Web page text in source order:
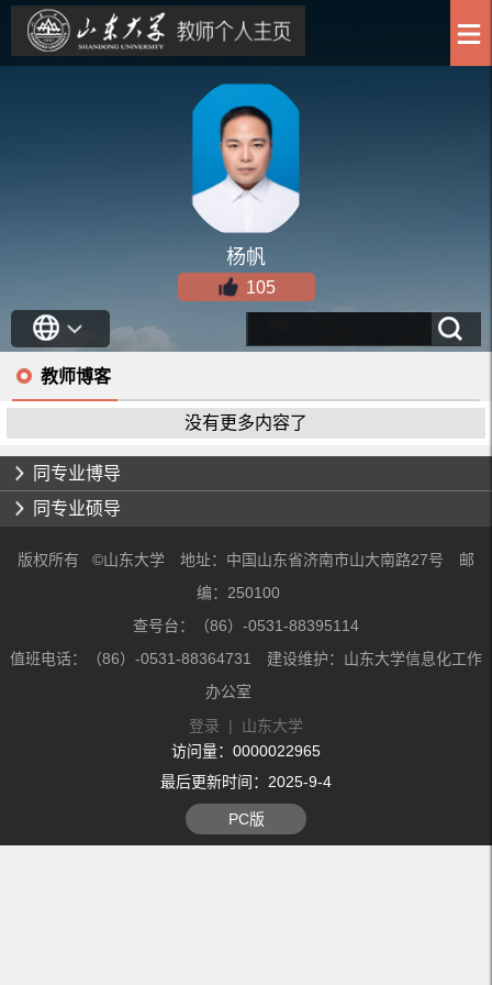
杨帆
105
教师博客
没有更多内容了
同专业博导
同专业硕导
版权所有 ©山东大学 地址：中国山东省济南市山大南路27号 邮
编：250100
查号台：（86）-0531-88395114
值班电话：（86）-0531-88364731 建设维护：山东大学信息化工作
办公室
登录 | 山东大学
访问量： 0000022965
最后更新时间： 2025-9-4
PC版